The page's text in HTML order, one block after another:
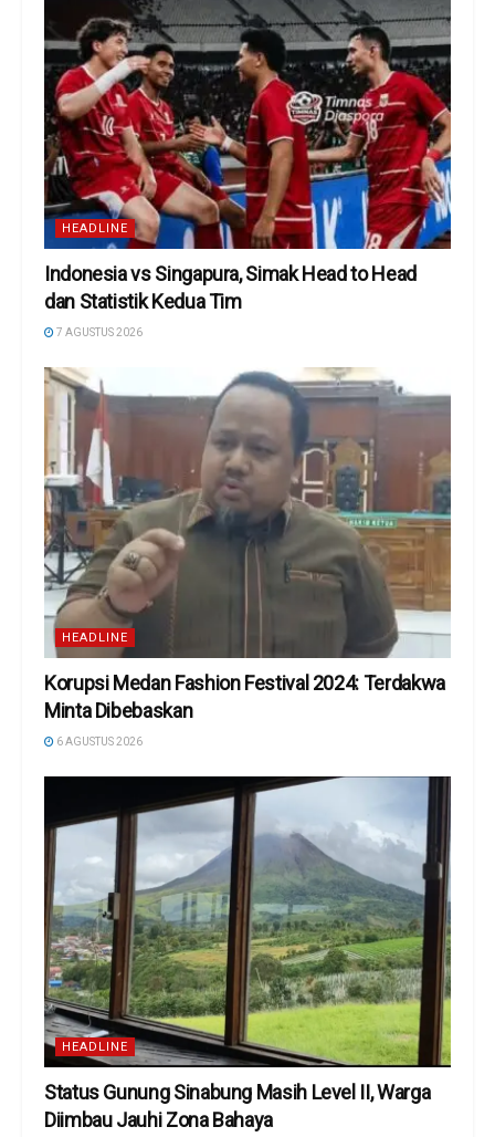
HEADLINE
Indonesia vs Singapura, Simak Head to Head
dan Statistik Kedua Tim
7 AGUSTUS 2026
HEADLINE
Korupsi Medan Fashion Festival 2024: Terdakwa
Minta Dibebaskan
6 AGUSTUS 2026
HEADLINE
Status Gunung Sinabung Masih Level II, Warga
Diimbau Jauhi Zona Bahaya